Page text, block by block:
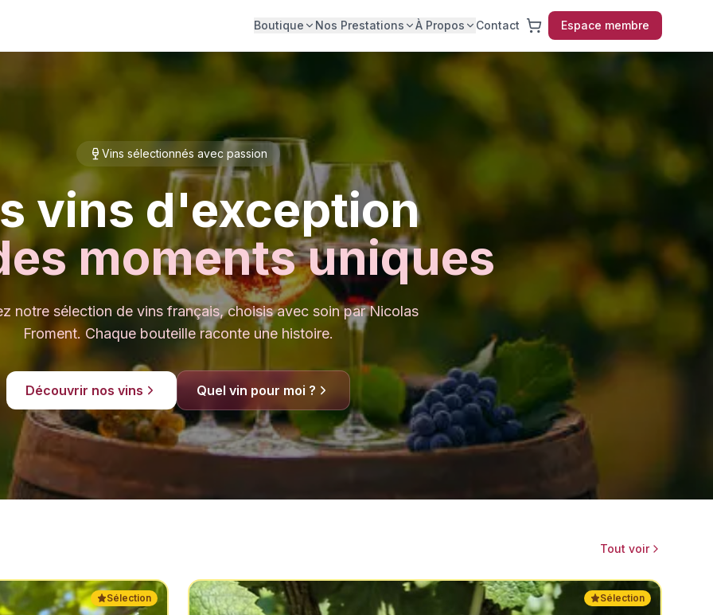
Boutique Nos Prestations À Propos Contact Espace membre
Vins sélectionnés avec passion
vins d'exception
moments uniques
notre sélection de vins français, choisis avec soin par Nicolas
Froment. Chaque bouteille raconte une histoire.
Découvrir nos vins Quel vin pour moi ?
Tout voir
Sélection Sélection